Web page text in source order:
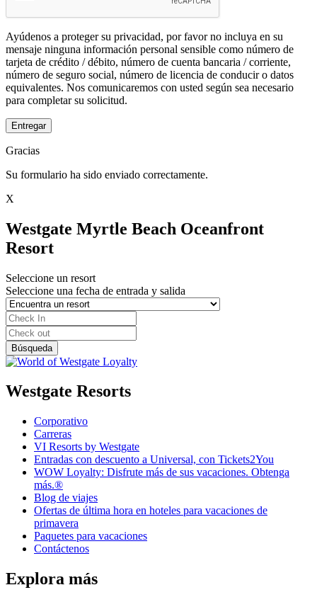
Ayúdenos a proteger su privacidad, por favor no incluya en su
mensaje ninguna información personal sensible como número de
tarjeta de crédito / débito, número de cuenta bancaria / corriente,
número de seguro social, número de licencia de conducir o datos
equivalentes. Nos comunicaremos con usted según sea necesario
para completar su solicitud.
Entregar
Gracias
Su formulario ha sido enviado correctamente.
X
Westgate Myrtle Beach Oceanfront
Resort
Seleccione un resort
Seleccione una fecha de entrada y salida
Westgate Resorts
Corporativo
Carreras
VI Resorts by Westgate
Entradas con descuento a Universal, con Tickets2You
WOW Loyalty: Disfrute más de sus vacaciones. Obtenga
más.®
Blog de viajes
Ofertas de última hora en hoteles para vacaciones de
primavera
Paquetes para vacaciones
Contáctenos
Explora más